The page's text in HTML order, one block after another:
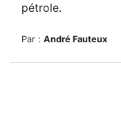
pétrole.
Par : André Fauteux